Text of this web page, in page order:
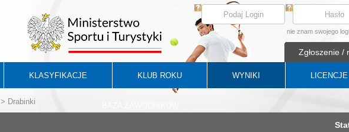
nie znam swojego
Zgłoszenie /
KLASYFIKACJE KLUB ROKU WYNIKI LICENCJE
> Drabinki